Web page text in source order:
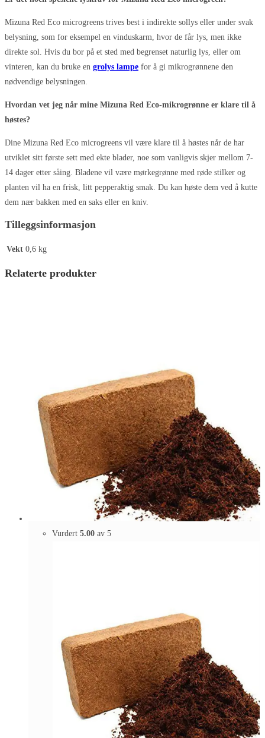
Mizuna Red Eco microgreens trives best i indirekte sollys eller under svak
belysning, som for eksempel en vinduskarm, hvor de får lys, men ikke
direkte sol. Hvis du bor på et sted med begrenset naturlig lys, eller om
vinteren, kan du bruke en grolys lampe for å gi mikrogrønnene den
nødvendige belysningen.
Hvordan vet jeg når mine Mizuna Red Eco-mikrogrønne er klare til å
høstes?
Dine Mizuna Red Eco microgreens vil være klare til å høstes når de har
utviklet sitt første sett med ekte blader, noe som vanligvis skjer mellom 7-
14 dager etter såing. Bladene vil være mørkegrønne med røde stilker og
planten vil ha en frisk, litt pepperaktig smak. Du kan høste dem ved å kutte
dem nær bakken med en saks eller en kniv.
Tilleggsinformasjon
Vekt 0,6 kg
Relaterte produkter
Vurdert 5.00 av 5